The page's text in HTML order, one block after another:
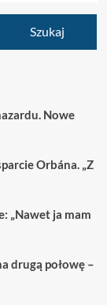
Nowe
Orbána. „Z
„Nawet ja mam
drugą połowę –